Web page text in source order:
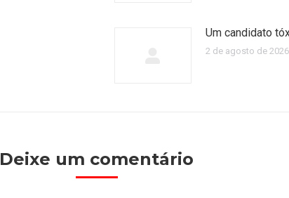
Um candidato
2 de agosto de 2026
Deixe um comentário